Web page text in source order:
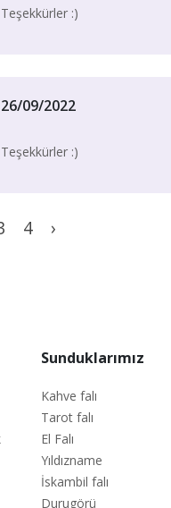
Teşekkürler :)
26/09/2022
Teşekkürler :)
4 ›
Sunduklarımız
Kahve falı
Tarot falı
El Falı
Yıldızname
İskambil falı
Durugörü